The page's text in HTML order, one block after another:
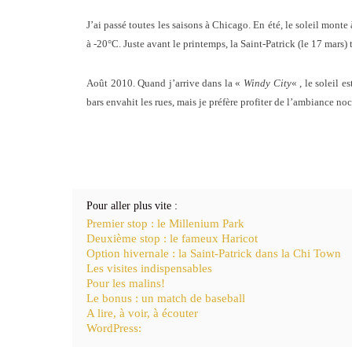
J’ai passé toutes les saisons à Chicago. En été, le soleil
à -20°C. Juste avant le printemps, la Saint-Patrick (le 17
Août 2010. Quand j’arrive dans la « Windy City« , le soleil
bars envahit les rues, mais je préfère profiter de l’ambiance
Pour aller plus vite :
Premier stop : le Millenium Park
Deuxième stop : le fameux Haricot
Option hivernale : la Saint-Patrick dans la Chi Town
Les visites indispensables
Pour les malins!
Le bonus : un match de baseball
A lire, à voir, à écouter
WordPress: